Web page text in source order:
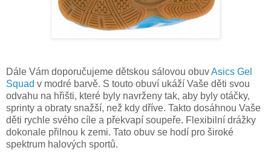
Dále Vám doporučujeme dětskou sálovou obuvAsics Gel
Squad v modré barvě. S touto obuví ukáží Vaše děti svou
odvahu na hřišti, které byly navrženy tak, aby byly otáčky,
sprinty a obraty snažší, než kdy dříve. Takto dosáhnou Vaše
děti rychle svého cíle a překvapí soupeře. Flexibilní drážky
dokonale přilnou k zemi. Tato obuv se hodí pro široké
spektrum halových sportů.